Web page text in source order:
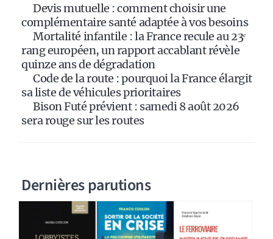
Devis mutuelle : comment choisir une
complémentaire santé adaptée à vos besoins
Mortalité infantile : la France recule au 23ᵉ
rang européen, un rapport accablant révèle
quinze ans de dégradation
Code de la route : pourquoi la France élargit
sa liste de véhicules prioritaires
Bison Futé prévient : samedi 8 août 2026
sera rouge sur les routes
Dernières parutions